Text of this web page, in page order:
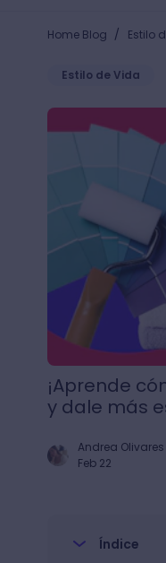
Home Blog / Estilo
Estilo de Vida
¡Aprende cómo
¡Aprende
y dale más
Andrea
Feb 22
Índice